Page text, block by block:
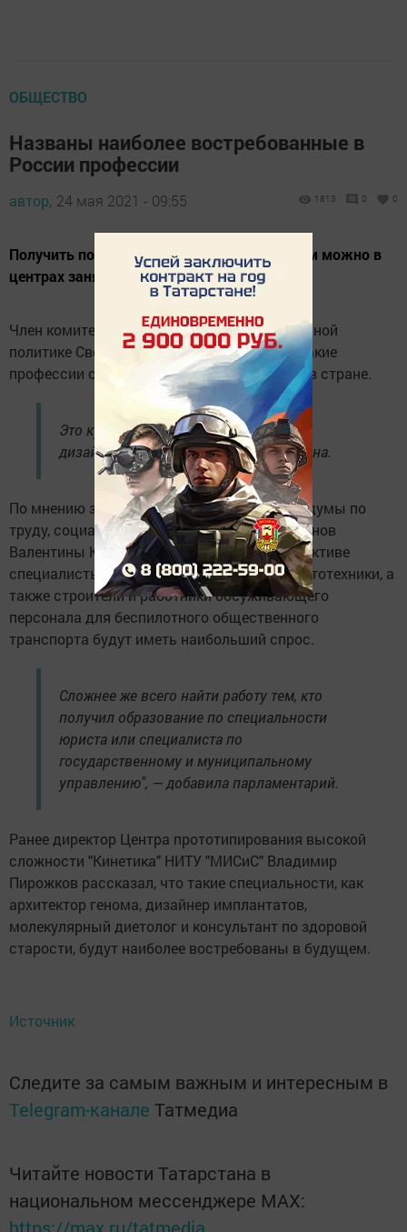
ОБЩЕСТВО
Названы наиболее востребованные в
России профессии
автор, 24 мая 2021 - 09:55 1813 0 0
Получить подготовку по этим направлениям можно в
центрах занятости.
Член комитета Госдумы по труду и социальной
политике Светлана Бессараб рассказала, какие
профессии сейчас самые востребованные в стране.
Это курьер, водитель, бухгалтер, арт-
дизайнер и IT-дизайнер", — отметила она.
По мнению зампредседателя комитета Госдумы по
труду, социальной политике и делам ветеранов
Валентины Кабановой, в ближайшей перспективе
специалисты в сферах IT-технологий и робототехники, а
также строители и работники обсуживающего
персонала для беспилотного общественного
транспорта будут иметь наибольший спрос.
Сложнее же всего найти работу тем, кто
получил образование по специальности
юриста или специалиста по
государственному и муниципальному
управлению", — добавила парламентарий.
Ранее директор Центра прототипирования высокой
сложности "Кинетика" НИТУ "МИСиС" Владимир
Пирожков рассказал, что такие специальности, как
архитектор генома, дизайнер имплантатов,
молекулярный диетолог и консультант по здоровой
старости, будут наиболее востребованы в будущем.
Источник
Следите за самым важным и интересным в
Telegram-канале Татмедиа
Читайте новости Татарстана в
национальном мессенджере MАХ: